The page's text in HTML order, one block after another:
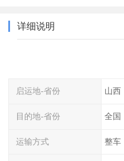
详细说明
启运地-省份 山西
目的地-省份 全国
运输方式 整车